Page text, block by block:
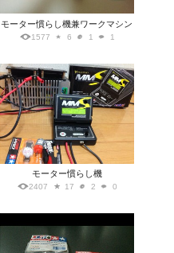
モーター慣らし機兼ワークマシン
1577 6 1 1
モーター慣らし機
2407 17 2 0